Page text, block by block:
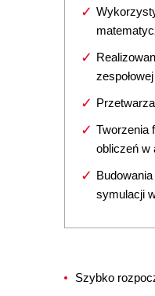
Tworzenia
obliczeń w
symulacji
Szybko